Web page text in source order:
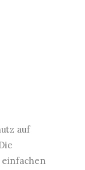
auf